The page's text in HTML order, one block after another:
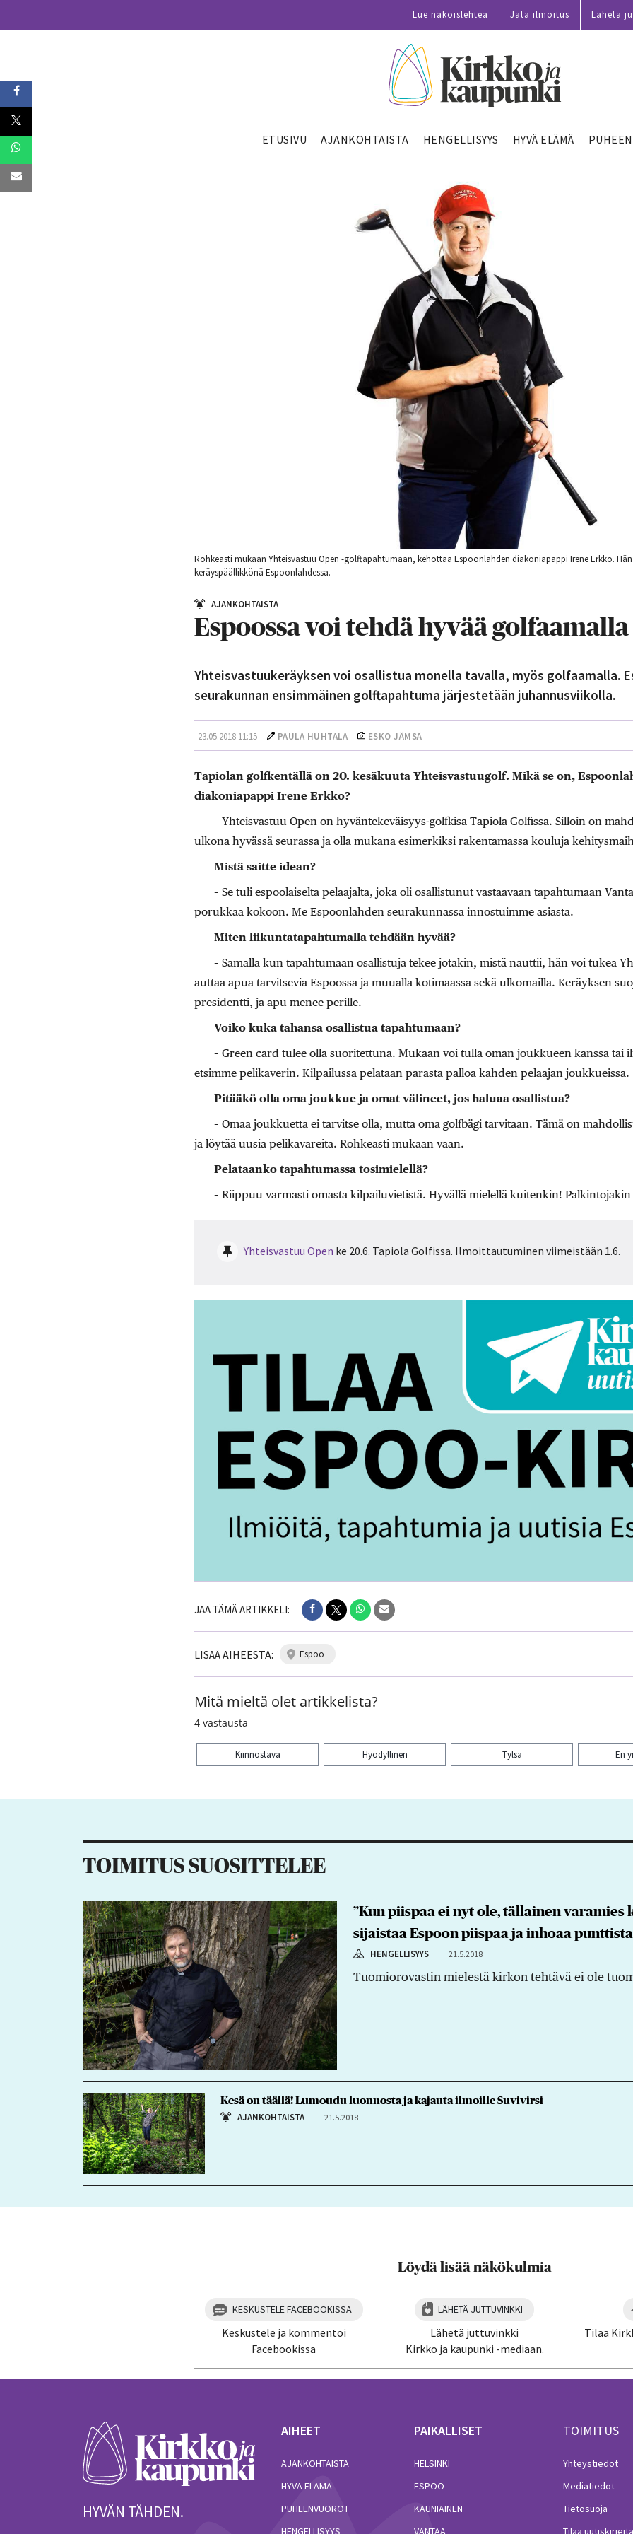
Lue näköislehteä Jätä ilmoitus Lähetä
ETUSIVU AJANKOHTAISTA HENGELLISYYS HYVÄ ELÄMÄ
Rohkeasti mukaan Yhteisvastuu Open -golftapahtumaan, kehottaa Espoonlahden diakoniapappi Irene Erkko.
keräyspäällikkönä Espoonlahdessa.
AJANKOHTAISTA
Espoossa voi tehdä hyvää golfaamalla
Yhteisvastuukeräyksen voi osallistua monella tavalla, myös golfaamalla.
seurakunnan ensimmäinen golftapahtuma järjestetään juhannusviikolla.
23.05.2018 11:15 PAULA HUHTALA ESKO JÄMSÄ
Tapiolan golfkentällä on 20. kesäkuuta Yhteisvastuugolf. Mikä se on,
diakoniapappi Irene Erkko?
– Yhteisvastuu Open on hyväntekeväisyys-golfkisa Tapiola Golfissa. Silloin on
ulkona hyvässä seurassa ja olla mukana esimerkiksi rakentamassa kouluja
Mistä saitte idean?
– Se tuli espoolaiselta pelaajalta, joka oli osallistunut vastaavaan tapahtumaan
porukkaa kokoon. Me Espoonlahden seurakunnassa innostuimme asiasta.
Miten liikuntatapahtumalla tehdään hyvää?
– Samalla kun tapahtumaan osallistuja tekee jotakin, mistä nauttii, hän voi tukea
auttaa apua tarvitsevia Espoossa ja muualla kotimaassa sekä ulkomailla. Keräyksen
presidentti, ja apu menee perille.
Voiko kuka tahansa osallistua tapahtumaan?
– Green card tulee olla suoritettuna. Mukaan voi tulla oman joukkueen kanssa tai
etsimme pelikaverin. Kilpailussa pelataan parasta palloa kahden pelaajan joukkueissa.
Pitääkö olla oma joukkue ja omat välineet, jos haluaa osallistua?
– Omaa joukkuetta ei tarvitse olla, mutta oma golfbägi tarvitaan. Tämä on
ja löytää uusia pelikavareita. Rohkeasti mukaan vaan.
Pelataanko tapahtumassa tosimielellä?
– Riippuu varmasti omasta kilpailuvietistä. Hyvällä mielellä kuitenkin! Palkintojakin
Yhteisvastuu Open ke 20.6. Tapiola Golfissa. Ilmoittautuminen viimeistään 1.6.
JAA TÄMÄ ARTIKKELI:
LISÄÄ AIHEESTA: espoo
Mitä mieltä olet artikkelista?
4 vastausta
Kiinnostava Hyödyllinen Tylsä En
TOIMITUS SUOSITTELEE
”Kun piispaa ei nyt ole, tällainen varamies
sijaistaa Espoon piispaa ja inhoaa punttista
HENGELLISYYS 21.5.2018
Tuomiorovastin mielestä kirkon tehtävä ei ole
Kesä on täällä! Lumoudu luonnosta ja kajauta ilmoille Suvivirsi
AJANKOHTAISTA 21.5.2018
Löydä lisää näkökulmia
KESKUSTELE FACEBOOKISSA
Keskustele ja kommentoi
Facebookissa
LÄHETÄ JUTTUVINKKI
Lähetä juttuvinkki
Kirkko ja kaupunki -mediaan.
Tilaa
HYVÄN TÄHDEN.
AIHEET
AJANKOHTAISTA
HYVÄ ELÄMÄ
PUHEENVUOROT
HENGELLISYYS
PAIKALLISET
HELSINKI
ESPOO
KAUNIAINEN
VANTAA
TOIMITUS
Yhteystiedot
Mediatiedot
Tietosuoja
Tilaa uutiskirjeitä